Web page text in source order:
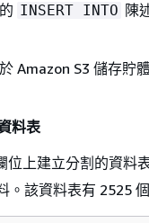
INSERT INTO 陳
Amazon S3 儲存貯
料表
位上建立分割的資料
。該資料表有 2525